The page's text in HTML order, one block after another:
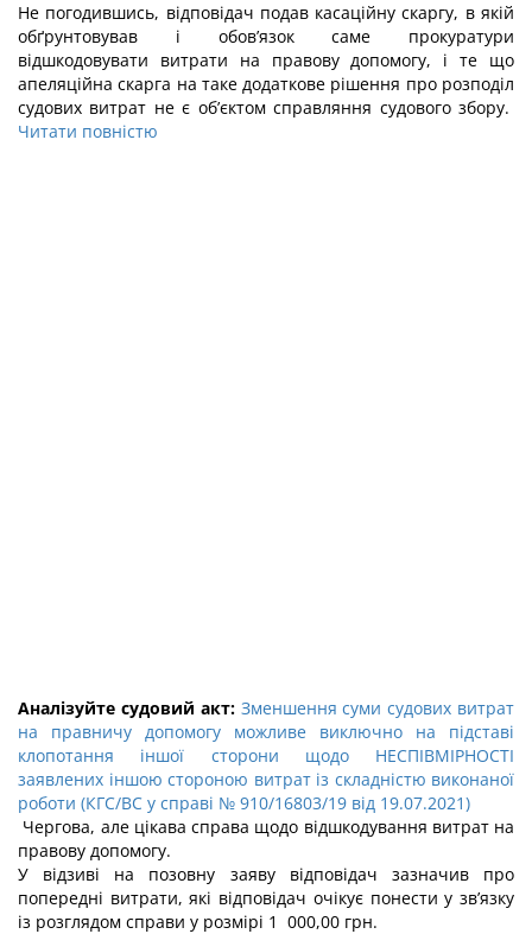
Не погодившись, відповідач подав касаційну скаргу, в якій
обґрунтовував і обов’язок саме прокуратури
відшкодовувати витрати на правову допомогу, і те що
апеляційна скарга на таке додаткове рішення про розподіл
судових витрат не є об’єктом справляння судового збору.
Читати повністю
Аналізуйте судовий акт: Зменшення суми судових витрат
на правничу допомогу можливе виключно на підставі
клопотання іншої сторони щодо НЕСПІВМІРНОСТІ
заявлених іншою стороною витрат із складністю виконаної
роботи (КГС/ВС у справі № 910/16803/19 від 19.07.2021)
Чергова, але цікава справа щодо відшкодування витрат на
правову допомогу.
У відзиві на позовну заяву відповідач зазначив про
попередні витрати, які відповідач очікує понести у зв’язку
із розглядом справи у розмірі 1 000,00 грн.